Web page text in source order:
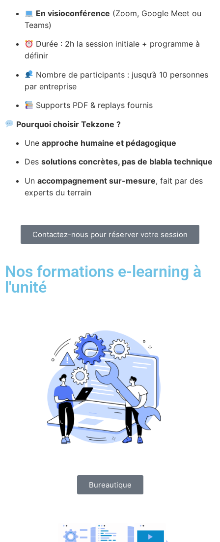
En visioconférence (Zoom, Google Meet ou
Teams)
Durée : 2h la session initiale + programme à
définir
Nombre de participants : jusqu’à 10 personnes
par entreprise
Supports PDF & replays fournis
Pourquoi choisir Tekzone ?
Une approche humaine et pédagogique
Des solutions concrètes, pas de blabla technique
Un accompagnement sur-mesure, fait par des
experts du terrain
Contactez-nous pour réserver votre session
Nos formations e-learning à
l'unité
Bureautique